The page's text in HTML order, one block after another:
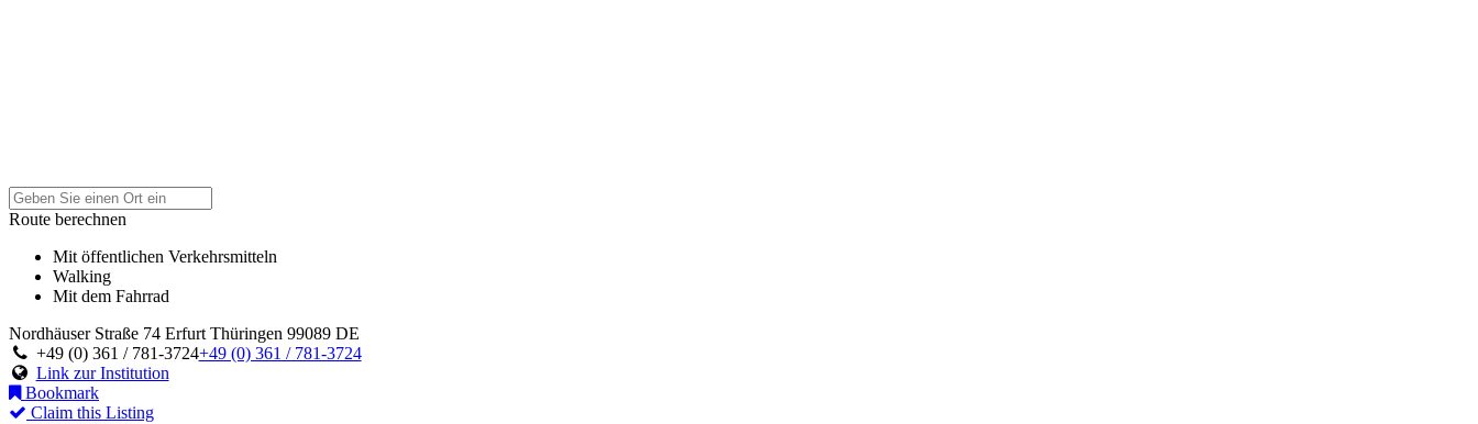
Route berechnen
Mit öffentlichen Verkehrsmitteln
Walking
Mit dem Fahrrad
Nordhäuser Straße 74 Erfurt Thüringen 99089 DE
+49 (0) 361 / 781-3724+49 (0) 361 / 781-3724
Link zur Institution
Bookmark
Claim this Listing